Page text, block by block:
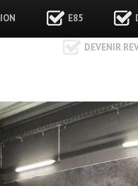
E85
DEVENIR